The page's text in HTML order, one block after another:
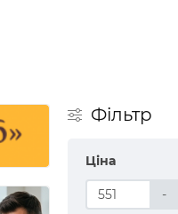
Фільтр
Ціна
-